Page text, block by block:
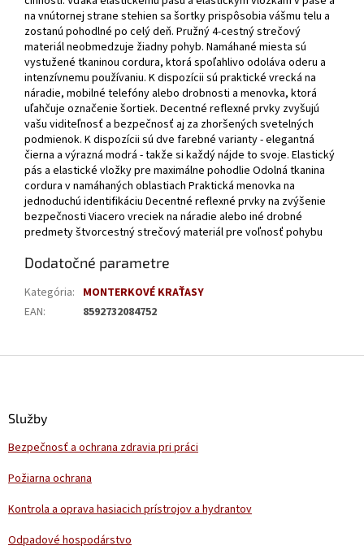
na vnútornej strane stehien sa šortky prispôsobia vášmu telu a
zostanú pohodlné po celý deň. Pružný 4-cestný strečový
materiál neobmedzuje žiadny pohyb. Namáhané miesta sú
vystužené tkaninou cordura, ktorá spoľahlivo odoláva oderu a
intenzívnemu používaniu. K dispozícii sú praktické vrecká na
náradie, mobilné telefóny alebo drobnosti a menovka, ktorá
uľahčuje označenie šortiek. Decentné reflexné prvky zvyšujú
vašu viditeľnosť a bezpečnosť aj za zhoršených svetelných
podmienok. K dispozícii sú dve farebné varianty - elegantná
čierna a výrazná modrá - takže si každý nájde to svoje. Elastický
pás a elastické vložky pre maximálne pohodlie Odolná tkanina
cordura v namáhaných oblastiach Praktická menovka na
jednoduchú identifikáciu Decentné reflexné prvky na zvýšenie
bezpečnosti Viacero vreciek na náradie alebo iné drobné
predmety štvorcestný strečový materiál pre voľnosť pohybu
Dodatočné parametre
Kategória: MONTERKOVÉ KRAŤASY
EAN: 8592732084752
Služby
Bezpečnosť a ochrana zdravia pri práci
Požiarna ochrana
Kontrola a oprava hasiacich prístrojov a hydrantov
Odpadové hospodárstvo